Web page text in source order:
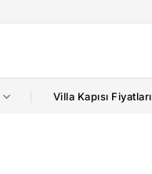
Villa Kapısı Fiyatları